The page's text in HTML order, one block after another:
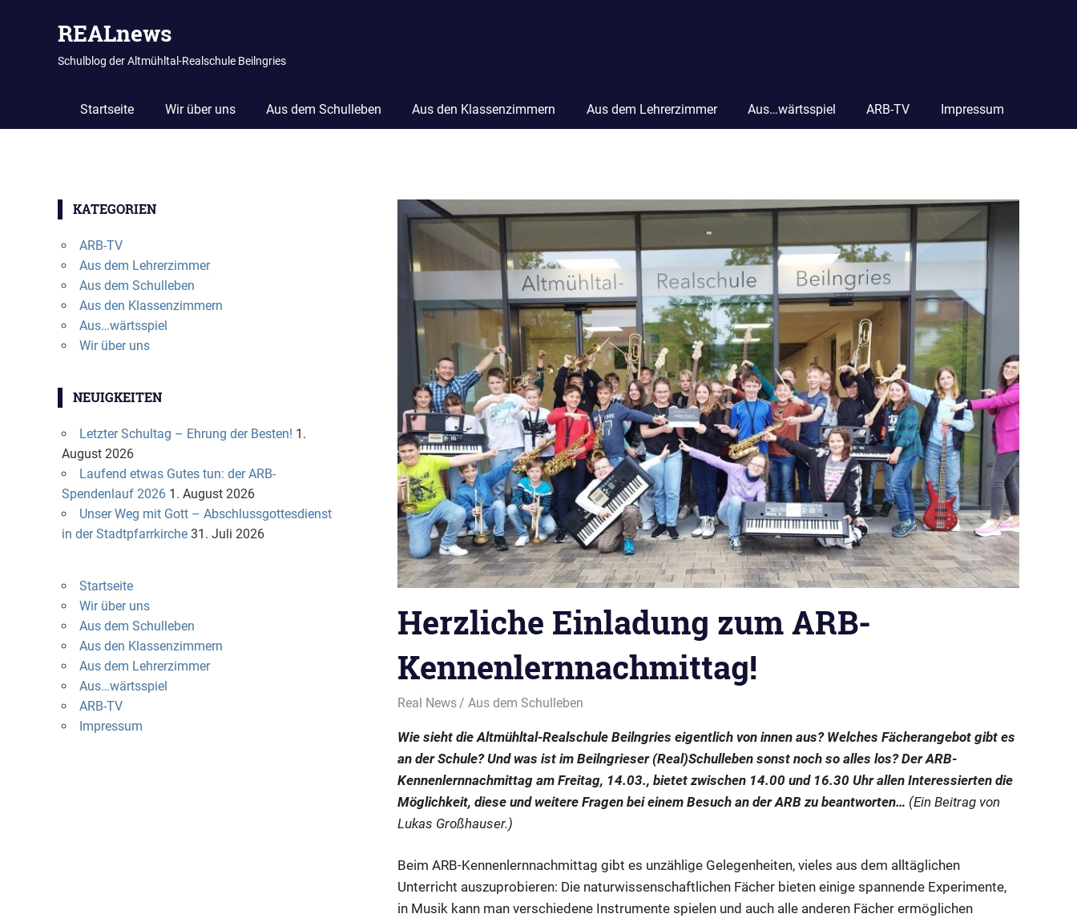
REALnews
Schulblog der Altmühltal-Realschule Beilngries
Startseite Wir über uns Aus dem Schulleben Aus den Klassenzimmern Aus dem Lehrerzimmer Aus…wärtsspiel ARB-TV Impressum
Herzliche Einladung zum ARB-
Kennenlernnachmittag!
10. März 2025
Real News Aus dem Schulleben
Wie sieht die Altmühltal-Realschule Beilngries eigentlich von innen aus? Welches Fächerangebot gibt es
an der Schule? Und was ist im Beilngrieser (Real)Schulleben sonst noch so alles los? Der ARB-
Kennenlernnachmittag am Freitag, 14.03., bietet zwischen 14.00 und 16.30 Uhr allen Interessierten die
Möglichkeit, diese und weitere Fragen bei einem Besuch an der ARB zu beantworten… (Ein Beitrag von
Lukas Großhauser.)
Beim ARB-Kennenlernnachmittag gibt es unzählige Gelegenheiten, vieles aus dem alltäglichen
Unterricht auszuprobieren: Die naturwissenschaftlichen Fächer bieten einige spannende Experimente,
in Musik kann man verschiedene Instrumente spielen und auch alle anderen Fächer ermöglichen
KATEGORIEN
ARB-TV
Aus dem Lehrerzimmer
Aus dem Schulleben
Aus den Klassenzimmern
Aus…wärtsspiel
Wir über uns
NEUIGKEITEN
Letzter Schultag – Ehrung der Besten! 1.
August 2026
Laufend etwas Gutes tun: der ARB-
Spendenlauf 2026 1. August 2026
Unser Weg mit Gott – Abschlussgottesdienst
in der Stadtpfarrkirche 31. Juli 2026
Startseite
Wir über uns
Aus dem Schulleben
Aus den Klassenzimmern
Aus dem Lehrerzimmer
Aus…wärtsspiel
ARB-TV
Impressum